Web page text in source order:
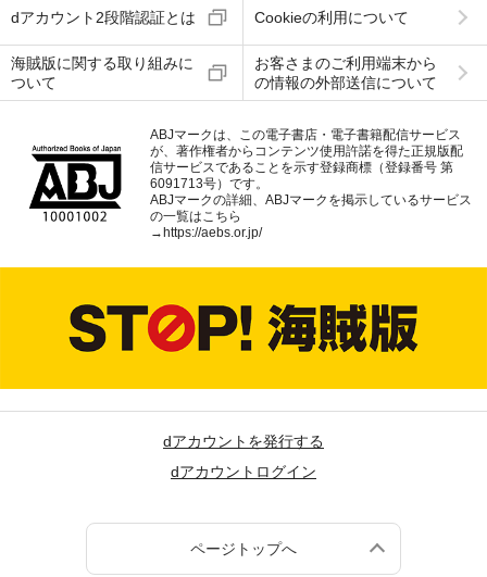
dアカウント2段階認証とは Cookieの利用について
海賊版に関する取り組みに
ついて
お客さまのご利用端末から
の情報の外部送信について
ABJマークは、この電子書店・電子書籍配信サービス
が、著作権者からコンテンツ使用許諾を得た正規版配
信サービスであることを示す登録商標（登録番号 第
6091713号）です。
ABJマークの詳細、ABJマークを掲示しているサービス
の一覧はこちら
→https://aebs.or.jp/
dアカウントを発行する
dアカウントログイン
ページトップへ